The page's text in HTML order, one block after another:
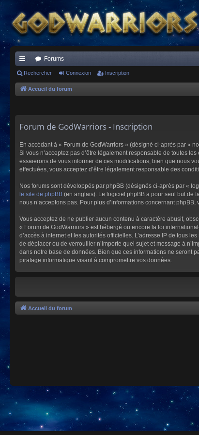
ac
co
s
Forums
Rechercher Connexion Inscription
Accueil du forum
Forum de GodWarriors - Inscription
En accédant à « Forum de GodWarriors » (désigné ci-après par «
Si vous n’acceptez pas d’être légalement responsable de toutes
essaierons de vous informer de ces modifications, bien que nous
effectuées, vous acceptez d’être légalement responsable des
Nos forums sont développés par phpBB (désignés ci-après par «
le site de phpBB (en anglais). Le logiciel phpBB a pour seul but de
nous n’acceptons pas. Pour plus d’informations concernant phpBB,
Vous acceptez de ne publier aucun contenu à caractère abusif,
« Forum de GodWarriors » est hébergé ou encore la loi
d’accès à internet et les autorités officielles. L’adresse IP de tous
de déplacer ou de verrouiller n’importe quel sujet et message à
dans notre base de données. Bien que ces informations ne seront
piratage informatique visant à compromettre vos données.
Accueil du forum